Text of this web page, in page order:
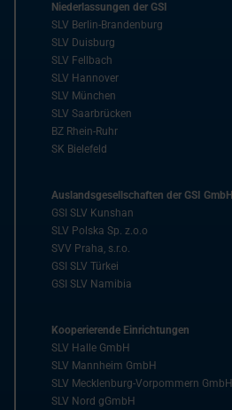
Niederlassungen der GSI
SLV Berlin-Brandenburg
SLV Duisburg
SLV Fellbach
SLV Hannover
SLV München
SLV Saarbrücken
BZ Rhein-Ruhr
SK Bielefeld
Auslandsgesellschaften der GSI GmbH
GSI SLV Kunshan
SLV Polska Sp. z.o.o
SVV Praha, s.r.o.
GSI SLV Türkei
GSI SLV Namibia
Kooperierende Einrichtungen
SLV Halle GmbH
SLV Mannheim GmbH
SLV Mecklenburg-Vorpommern GmbH
SLV Nord gGmbH